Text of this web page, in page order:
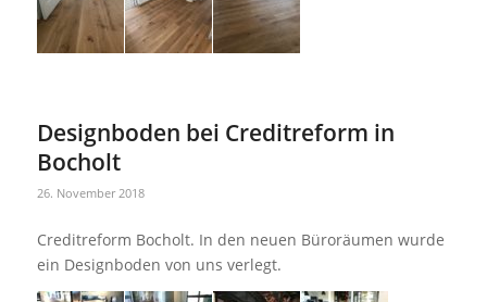
Designboden bei Creditreform in
Bocholt
26. November 2018
Creditreform Bocholt. In den neuen Büroräumen wurde
ein Designboden von uns verlegt.